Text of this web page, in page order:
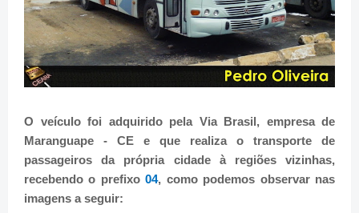
O veículo foi adquirido pela Via Brasil, empresa de
Maranguape - CE e que realiza o transporte de
passageiros da própria cidade à regiões vizinhas,
recebendo o prefixo04, como podemos observar nas
imagens a seguir: